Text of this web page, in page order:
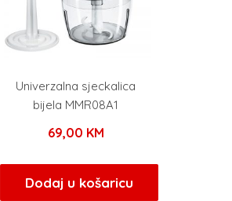
Univerzalna sjeckalica
bijela MMR08A1
69,00 KM
Dodaj u košaricu